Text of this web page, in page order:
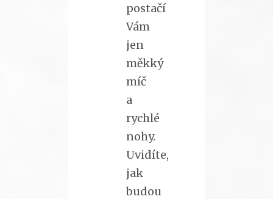
postačí
Vám
jen
měkký
míč
a
rychlé
nohy.
Uvidíte,
jak
budou